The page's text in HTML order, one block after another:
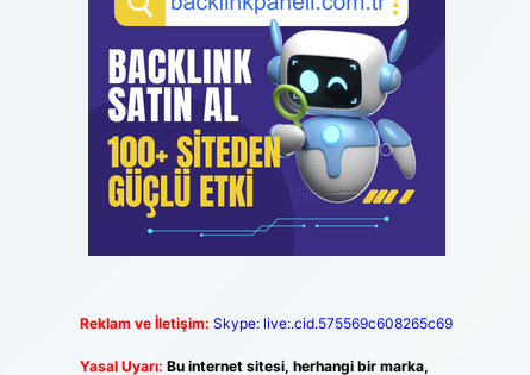
Reklam ve İletişim: Skype: live:.cid.575569c608265c69
Yasal Uyarı: Bu internet sitesi, herhangi bir marka,